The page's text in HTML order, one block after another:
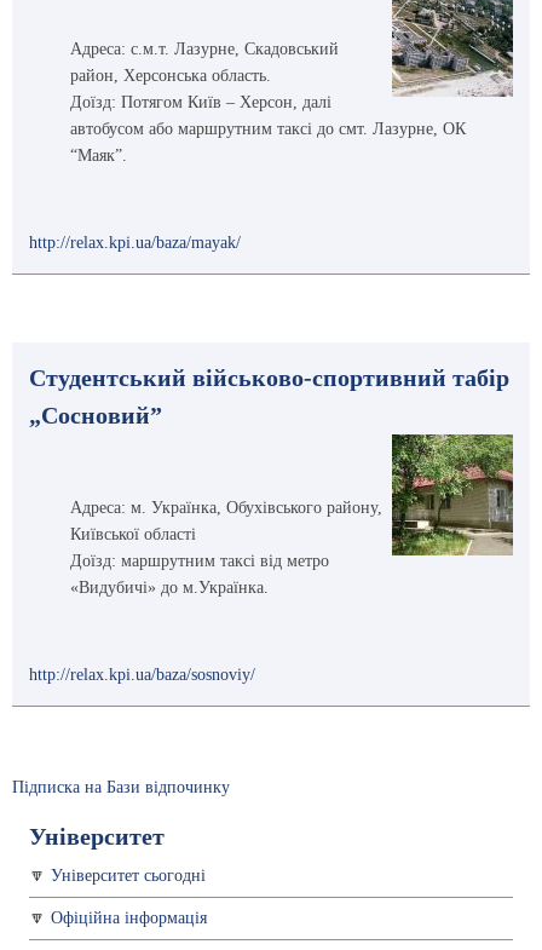
Адреса: с.м.т. Лазурне, Скадовський
район, Херсонська область.
Доїзд: Потягом Київ – Херсон, далі
автобусом або маршрутним таксі до смт. Лазурне, ОК
“Маяк”.
http://relax.kpi.ua/baza/mayak/
Студентський військово-спортивний табір
„Сосновий”
Адреса: м. Українка, Обухівського району,
Київської області
Доїзд: маршрутним таксі від метро
«Видубичі» до м.Українка.
http://relax.kpi.ua/baza/sosnoviy/
Підписка на Бази відпочинку
Університет
Університет сьогодні
Офіційна інформація